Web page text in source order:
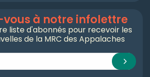
à notre infolettre
liste d'abonnés pour recevoir les
de la MRC des Appalaches